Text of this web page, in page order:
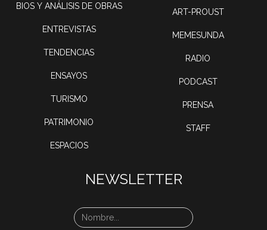
BIOS Y ANÁLISIS DE OBRAS
ENTREVISTAS
TENDENCIAS
ENSAYOS
TURISMO
PATRIMONIO
ESPACIOS
ART-PROUST
MEMESUNDA
RADIO
PODCAST
PRENSA
STAFF
NEWSLETTER